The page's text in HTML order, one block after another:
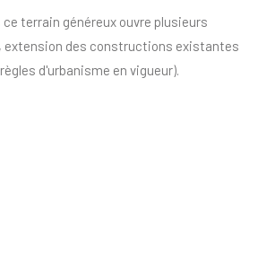
terrain généreux ouvre plusieurs
des constructions existantes
d'urbanisme en vigueur).